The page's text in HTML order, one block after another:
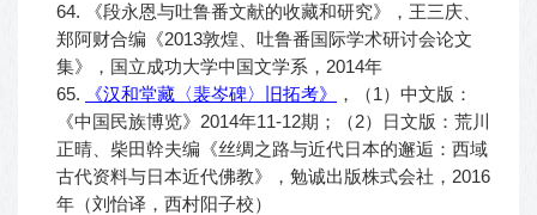
64. 《段永恩与吐鲁番文献的收藏和研究》，王三庆、
郑阿财合编《2013敦煌、吐鲁番国际学术研讨会论文
集》，国立成功大学中国文学系，2014年
65.
《汉和堂藏〈裴岑碑〉旧拓考》
，（1）中文版：
《中国民族博览》2014年11-12期；（2）日文版：荒川
正晴、柴田幹夫编《丝绸之路与近代日本的邂逅：西域
古代资料与日本近代佛教》，勉诚出版株式会社，2016
年（刘怡译，西村阳子校）